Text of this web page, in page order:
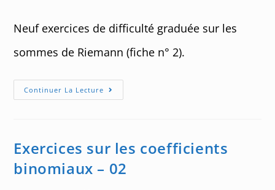
Neuf exercices de difficulté graduée sur les
sommes de Riemann (fiche n° 2).
Continuer La Lecture Exercices
De
Exercices sur les coefficients
binomiaux – 02